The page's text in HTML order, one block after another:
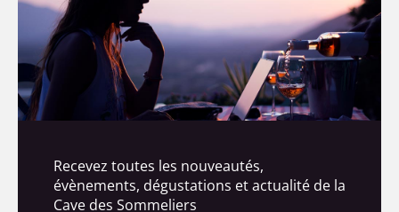
Recevez toutes les nouveautés,
évènements, dégustations et actualité de la
Cave des Sommeliers